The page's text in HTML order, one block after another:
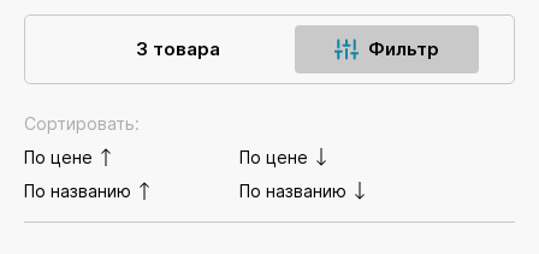
3 товара Фильтр
Сортировать:
По цене
По цене
По названию
По названию